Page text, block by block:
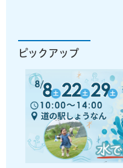
ピックアップ